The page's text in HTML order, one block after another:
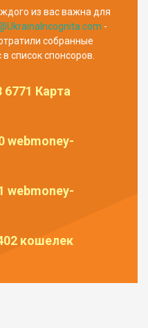
из вас важна для
-
собранные
список спонсоров.
6771 Карта
webmoney-
webmoney-
кошелек